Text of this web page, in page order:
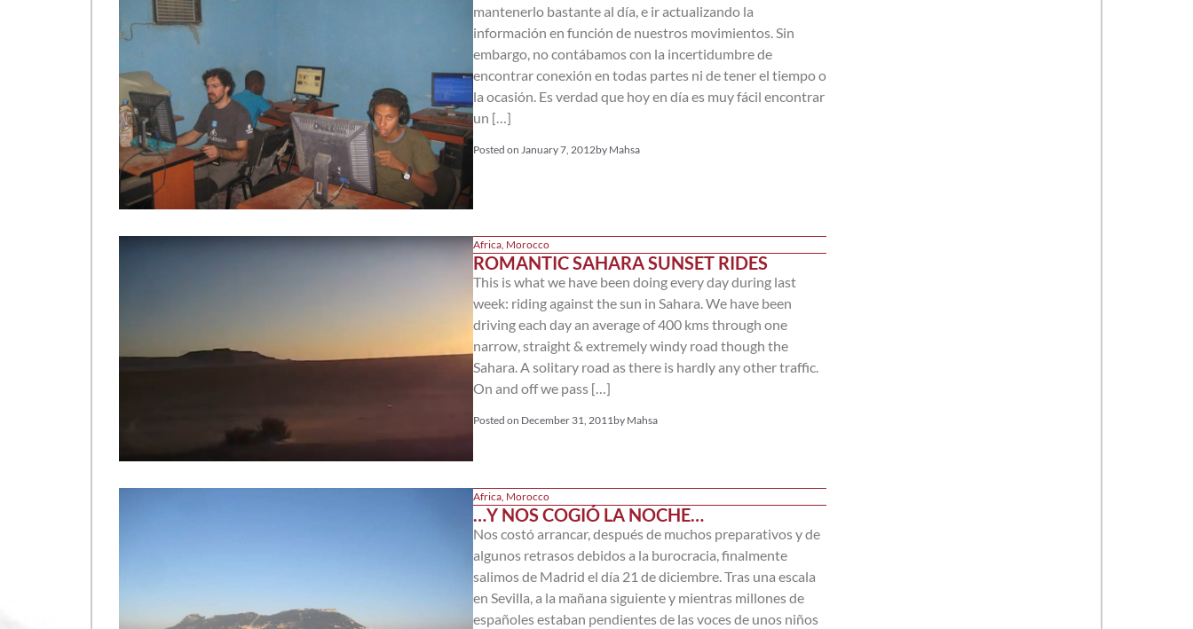
mantenerlo bastante al día, e ir actualizando la
información en función de nuestros movimientos. Sin
embargo, no contábamos con la incertidumbre de
encontrar conexión en todas partes ni de tener el tiempo o
la ocasión. Es verdad que hoy en día es muy fácil encontrar
un […]
Posted on January 7, 2012byMahsa
Africa, Morocco
ROMANTIC SAHARA SUNSET RIDES
This is what we have been doing every day during last
week: riding against the sun in Sahara. We have been
driving each day an average of 400 kms through one
narrow, straight & extremely windy road though the
Sahara. A solitary road as there is hardly any other traffic.
On and off we pass […]
Posted on December 31, 2011 byMahsa
Africa, Morocco
…Y NOS COGIÓ LA NOCHE…
Nos costó arrancar, después de muchos preparativos y de
algunos retrasos debidos a la burocracia, finalmente
salimos de Madrid el día 21 de diciembre. Tras una escala
en Sevilla, a la mañana siguiente y mientras millones de
españoles estaban pendientes de las voces de unos niños